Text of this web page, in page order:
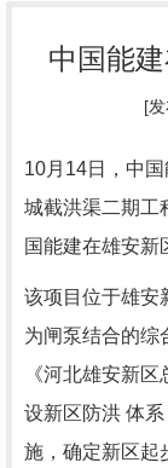
中国能
[
10月14日，中
城截洪渠二期工
国能建在雄安新
该项目位于雄安
为闸泵结合的综
《河北雄安新
设新区防洪 体
施，确定新区起